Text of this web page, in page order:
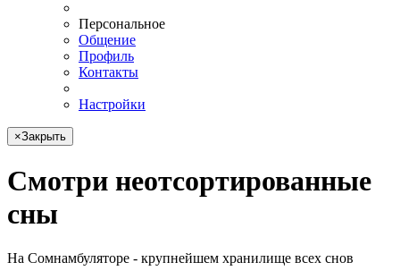
Персональное
Общение
Профиль
Контакты
Настройки
×Закрыть
Смотри неотсортированные
сны
На Сомнамбуляторе - крупнейшем хранилище всех снов